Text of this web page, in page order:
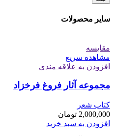
سایر محصولات
مقایسه
مشاهده سریع
افزودن به علاقه مندی
مجموعه آثار فروغ فرخزاد
کتاب شعر
2,000,000 تومان
افزودن به سبد خرید